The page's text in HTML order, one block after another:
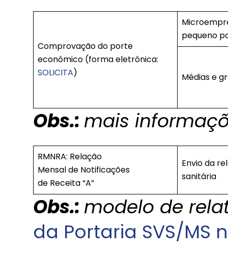
Comprovação do porte
econômico (forma eletrônica:
SOLICITA)
pequeno
Médias e
Obs.: mais
RMNRA: Relação
Mensal de Notificações
de Receita “A”
Envio da
sanitária
Obs.: modelo de
da Portaria SVS/MS